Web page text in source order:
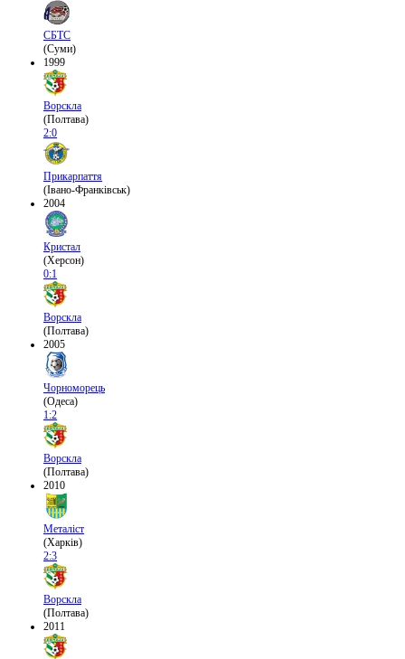
СБТС
(Суми)
1999
Ворскла
(Полтава)
2:0
Прикарпаття
(Івано-Франківськ)
2004
Кристал
(Херсон)
0:1
Ворскла
(Полтава)
2005
Чорноморець
(Одеса)
1:2
Ворскла
(Полтава)
2010
Металіст
(Харків)
2:3
Ворскла
(Полтава)
2011